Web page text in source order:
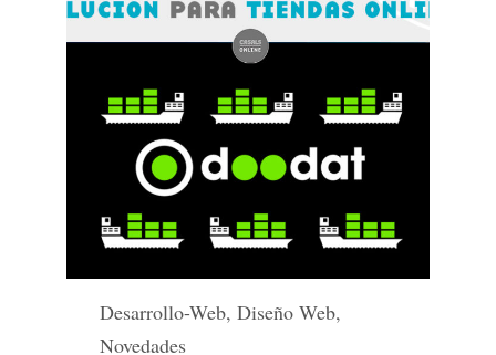
Desarrollo-Web, Diseño Web,
Novedades